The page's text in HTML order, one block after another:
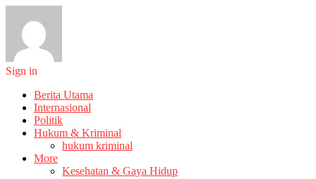
Sign in
Berita Utama
Internasional
Politik
Hukum & Kriminal
hukum kriminal
More
Kesehatan & Gaya Hidup